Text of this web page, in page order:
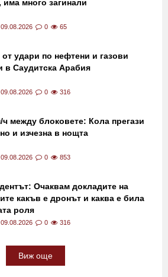
има много загинали
0 65
удари по нефтени и газови
в Саудитска Арабия
0 316
ч между блоковете: Кола прегази
и изчезна в нощта
0 853
Очаквам докладите на
какъв е дронът и каква е била
роля
0 316
Виж още